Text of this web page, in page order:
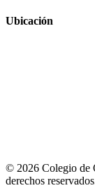
Ubicación
© 2026 Colegio de
derechos